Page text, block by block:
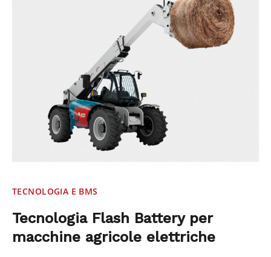
TECNOLOGIA E BMS
Tecnologia Flash Battery per
macchine agricole elettriche